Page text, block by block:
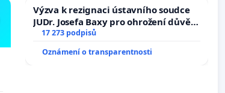
Výzva k rezignaci ústavního soudce
JUDr. Josefa Baxy pro ohrožení důvěry
ve spravedlivý proces
17 273 podpisů
Oznámení o transparentnosti